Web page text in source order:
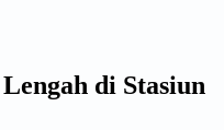
di Stasiun